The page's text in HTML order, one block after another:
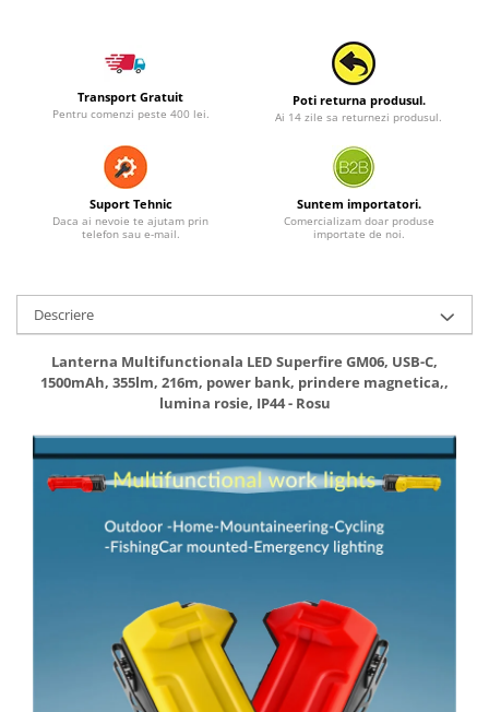
Transport Gratuit
Pentru comenzi peste 400 lei.
Poti returna produsul.
Ai 14 zile sa returnezi produsul.
Suport Tehnic
Daca ai nevoie te ajutam prin
telefon sau e-mail.
Suntem importatori.
Comercializam doar produse
importate de noi.
Descriere
Lanterna Multifunctionala LED Superfire GM06, USB-C,
1500mAh, 355lm, 216m, power bank, prindere magnetica,,
lumina rosie, IP44 - Rosu